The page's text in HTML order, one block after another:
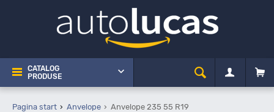
CATALOG
PRODUSE
Pagina start Anvelope Anvelope 235 55 R19